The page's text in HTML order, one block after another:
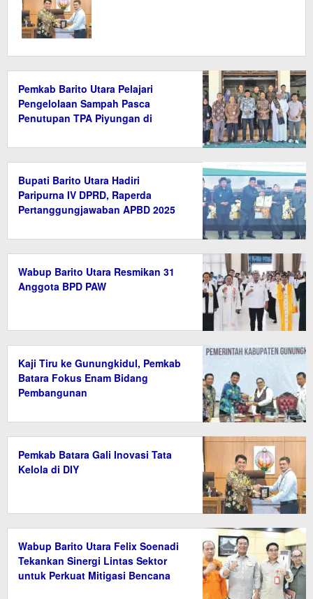
Pemkab Barito Utara Pelajari
Pengelolaan Sampah Pasca
Penutupan TPA Piyungan di
Bupati Barito Utara Hadiri
Paripurna IV DPRD, Raperda
Pertanggungjawaban APBD 2025
Wabup Barito Utara Resmikan 31
Anggota BPD PAW
Kaji Tiru ke Gunungkidul, Pemkab
Batara Fokus Enam Bidang
Pembangunan
Pemkab Batara Gali Inovasi Tata
Kelola di DIY
Wabup Barito Utara Felix Soenadi
Tekankan Sinergi Lintas Sektor
untuk Perkuat Mitigasi Bencana